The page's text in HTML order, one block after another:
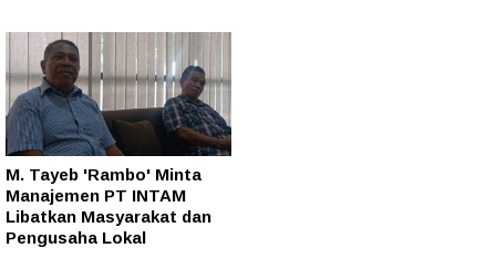
M. Tayeb 'Rambo' Minta
Manajemen PT INTAM
Libatkan Masyarakat dan
Pengusaha Lokal